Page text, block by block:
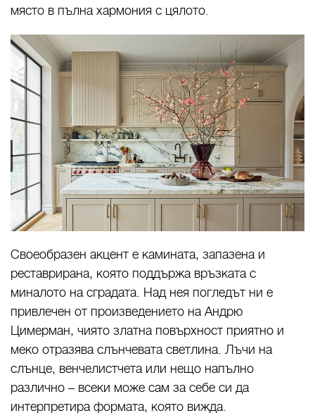
място в пълна хармония с цялото.
Своеобразен акцент е камината, запазена и
реставрирана, която поддържа връзката с
миналото на сградата. Над нея погледът ни е
привлечен от произведението на Андрю
Цимерман, чиято златна повърхност приятно и
меко отразява слънчевата светлина. Лъчи на
слънце, венчелистчета или нещо напълно
различно – всеки може сам за себе си да
интерпретира формата, която вижда.